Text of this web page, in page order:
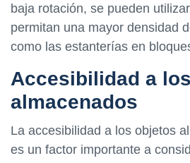
baja rotación, se pueden
permitan una mayor densidad
como las estanterías en
Accesibilidad a
almacenados
La accesibilidad a los objetos
es un factor importante a